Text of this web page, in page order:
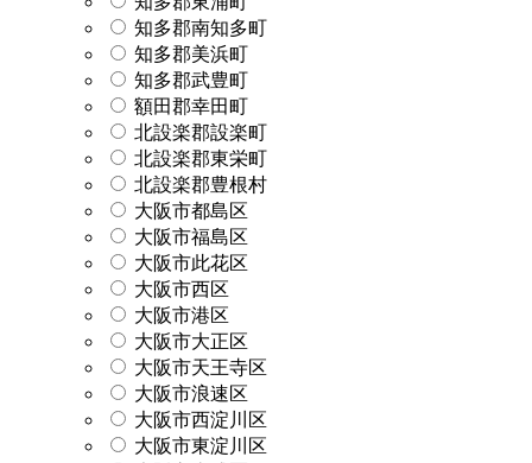
知多郡南知多町
知多郡美浜町
知多郡武豊町
額田郡幸田町
北設楽郡設楽町
北設楽郡東栄町
北設楽郡豊根村
大阪市都島区
大阪市福島区
大阪市此花区
大阪市西区
大阪市港区
大阪市大正区
大阪市天王寺区
大阪市浪速区
大阪市西淀川区
大阪市東淀川区